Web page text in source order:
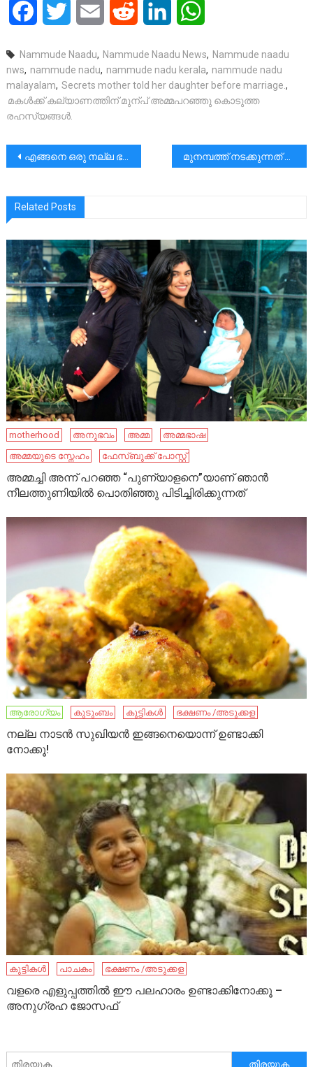
FacebookTwitter Email Reddit LinkedIn
Nammude Naadu, Nammude Naadu News, Nammude naadu
nws, nammude nadu, nammude nadu kerala, nammude nadu
malayalam, Secrets mother told her daughter before marriage. ,
മകള്‍ക്ക് കല്യാണത്തിന് മുന്പ് അമ്മപറഞ്ഞു കൊടുത്ത
രഹസ്യങ്ങള്‍.
പോസ്റ്റുകളിലൂടെ
എങ്ങനെ ഒരു നല്ല ഭർത്താവ് ആകാം? മുനമ്പത്ത് നടക്കുന്നത് കടുത്ത മനുഷ്യാവകാശ ലംഘനം:മോണ്‍. റോക്കി റോബി കളത്തില്‍
Related Posts
motherhood അനുഭവം അമ്മ
അമ്മഭാഷ
അമ്മയുടെ സ്നേഹം
ഫേ​സ്ബു​ക്ക് പോ​സ്റ്റ്
അമ്മച്ചി അന്ന് പറഞ്ഞ “പുണ്യാളനെ”യാണ് ഞാൻ
നീലത്തുണിയിൽ പൊതിഞ്ഞു പിടിച്ചിരിക്കുന്നത്
ആരോഗ്യം കുടുംബം കുട്ടികൾ ഭക്ഷണം /അടുക്കള
നല്ല നാടൻ സുഖിയൻ ഇങ്ങനെയൊന്ന് ഉണ്ടാക്കി
നോക്കൂ!
കുട്ടികൾ പാചകം ഭക്ഷണം /അടുക്കള
വളരെ എളുപ്പത്തിൽ ഈ പലഹാരം ഉണ്ടാക്കിനോക്കൂ –
അനുഗ്രഹ ജോസഫ്
അനേഷിക്കുക